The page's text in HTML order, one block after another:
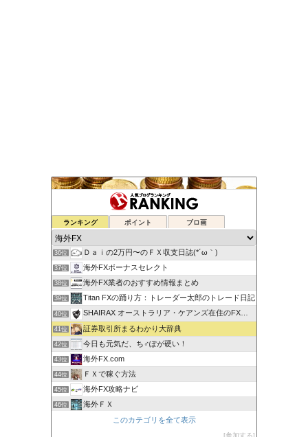
ランキング ポイント ブロ画
34位 蘭丸のFXトレード日記
35位
36位 Ｄａｉの2万円〜のＦＸ収支日誌(*´ω｀)
37位 海外FXボーナスセレクト
38位 海外FX業者のおすすめ情報まとめ
39位 Titan FXの踊り方：トレーダー太郎のトレード日記
40位 SHAIRAX オーストラリア・ケアンズ在住のFXトレーダー
41位 証券取引所まるわかり大辞典
42位 今日も元気だ、ち♂ぽが硬い！
43位 海外FX.com
44位 ＦＸで稼ぐ方法
45位 海外FX攻略ナビ
46位 海外ＦＸ
XM口座開設方法2022
FXの自動売買(EA)は本当に勝てるのか検証してみた
このカテゴリを全て表示
参加する